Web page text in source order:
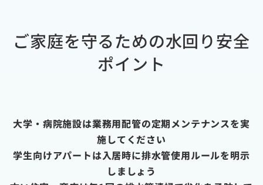
ご家庭を守るための水回り安全
ポイント
大学・病院施設は業務用配管の定期メンテナンスを実
施してください
学生向けアパートは入居時に排水管使用ルールを明示
しましょう